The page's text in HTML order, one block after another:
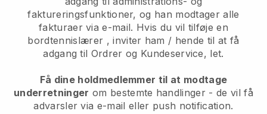
faktureringsfunktioner, og han modtager alle
fakturaer via e-mail. Hvis du vil tilføje en
bordtennislærer , inviter ham / hende til at få
adgang til Ordrer og Kundeservice, let.
Få dine holdmedlemmer til at modtage
underretninger om bestemte handlinger - de vil få
advarsler via e-mail eller push notification.